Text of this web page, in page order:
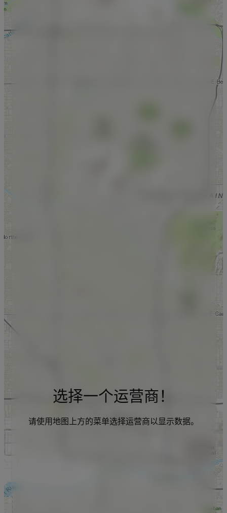
选择一个运营商！
请使用地图上方的菜单选择运营商以显示数据。